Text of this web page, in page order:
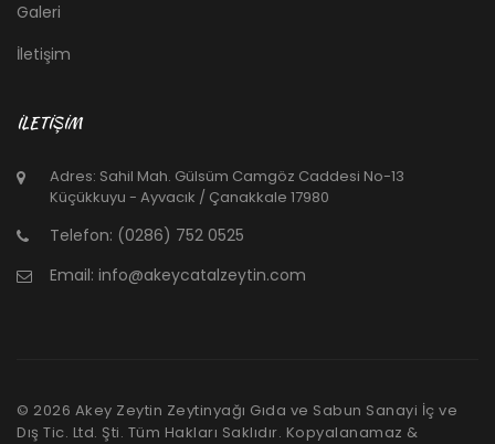
Galeri
İletişim
İLETIŞIM
Adres: Sahil Mah. Gülsüm Camgöz Caddesi No-13
Küçükkuyu - Ayvacık / Çanakkale 17980
Telefon: (0286) 752 0525
Email: info@akeycatalzeytin.com
© 2026 Akey Zeytin Zeytinyağı Gıda ve Sabun Sanayi İç ve
Dış Tic. Ltd. Şti. Tüm Hakları Saklıdır. Kopyalanamaz &